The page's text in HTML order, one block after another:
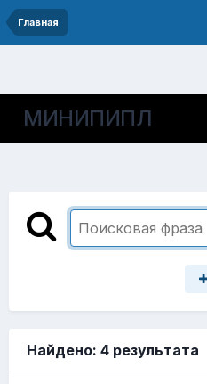
Главная
МИНИПИПЛ
Найдено: 4 результата